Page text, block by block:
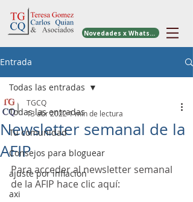
Novedades x WhatsApp
Entrada
Todas las entradas
Tu comunidad
Consejos para bloguear
ajuste por inflacion
axi
Todas las entradas
Newsletter semanal de la
AFIP
TGCQ
13 abr 20221 min de lectura
Para acceder al newsletter semanal
de la AFIP hace clic aquí: